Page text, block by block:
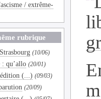
/ extrême-
rubrique
(10/06)
: qu’allo (20/01)
(...) (09/03)
(20/09)